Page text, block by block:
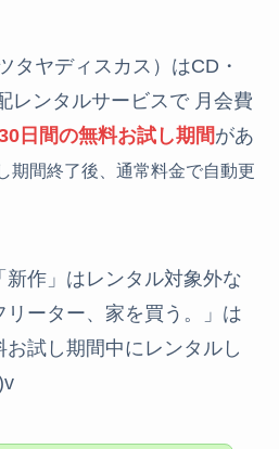
タヤディスカス）はCD・
レンタルサービスで 月会費
日間の無料お試し期間があ
期間終了後、通常料金で自動更
作」はレンタル対象外な
ーター、家を買う。」は
お試し期間中にレンタルし